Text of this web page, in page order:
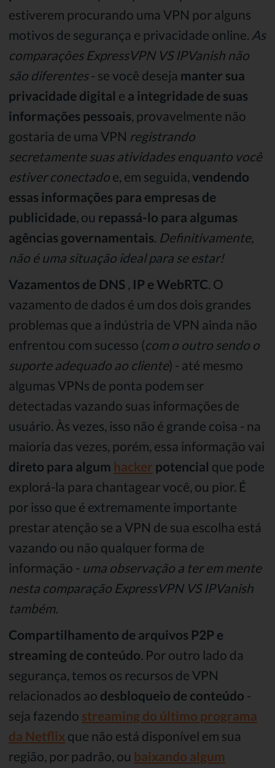
estiverem procurando uma VPN por alguns
motivos de segurança e privacidade online. As
comparações ExpressVPN VS IPVanish não
são diferentes- se você deseja manter sua
privacidade digital e a integridade de suas
informações pessoais, provavelmente não
gostaria de uma VPN registrando
secretamente suas atividades enquanto você
estiver conectado e, em seguida, vendendo
essas informações para empresas de
publicidade, ou repassá-lo para algumas
agências governamentais. Definitivamente,
não é uma situação ideal para se estar!
Vazamentos de DNS , IP e WebRTC. O
vazamento de dados é um dos dois grandes
problemas que a indústria de VPN ainda não
enfrentou com sucesso (com o outro sendo o
suporte adequado ao cliente) - até mesmo
algumas VPNs de ponta podem ser
detectadas vazando suas informações de
usuário. Às vezes, isso não é grande coisa - na
maioria das vezes, porém, essa informação vai
direto para algum hacker potencial que pode
explorá-la para chantagear você, ou pior. É
por isso que é extremamente importante
prestar atenção se a VPN de sua escolha está
vazando ou não qualquer forma de
informação - uma observação a ter em mente
nesta comparação ExpressVPN VS IPVanish
também.
Compartilhamento de arquivos P2P e
streaming de conteúdo. Por outro lado da
segurança, temos os recursos de VPN
relacionados ao desbloqueio de conteúdo -
seja fazendo streaming do último programa
da Netflix que não está disponível em sua
região, por padrão, ou baixando algum